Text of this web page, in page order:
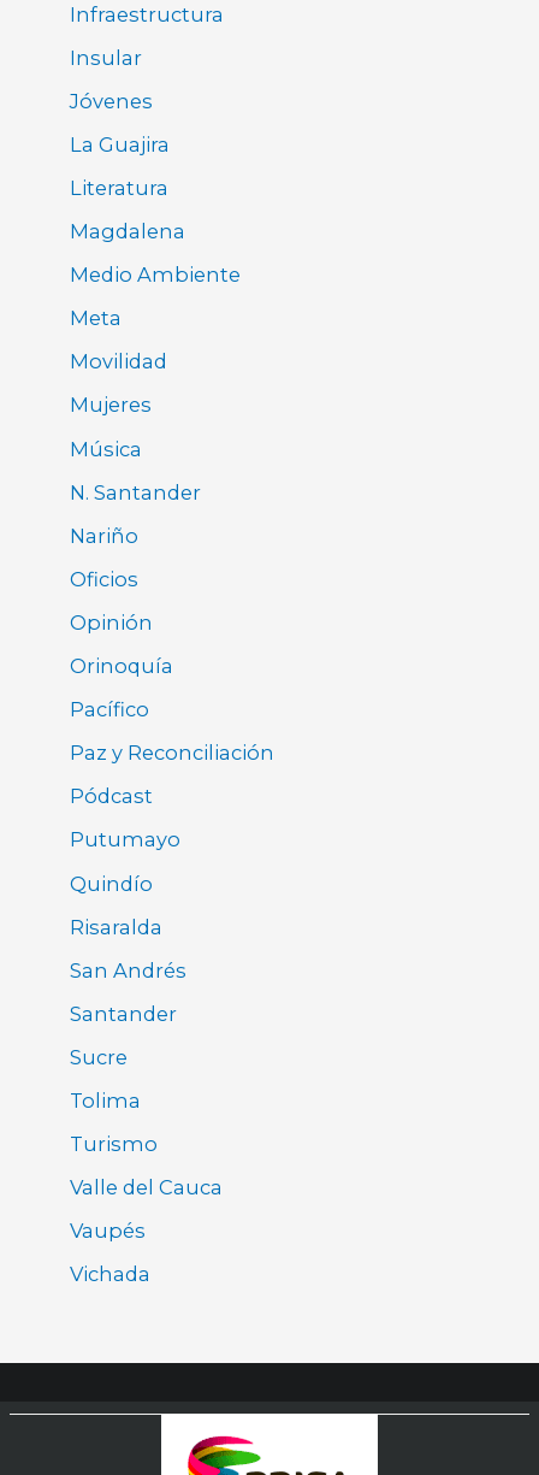
Infraestructura
Insular
Jóvenes
La Guajira
Literatura
Magdalena
Medio Ambiente
Meta
Movilidad
Mujeres
Música
N. Santander
Nariño
Oficios
Opinión
Orinoquía
Pacífico
Paz y Reconciliación
Pódcast
Putumayo
Quindío
Risaralda
San Andrés
Santander
Sucre
Tolima
Turismo
Valle del Cauca
Vaupés
Vichada